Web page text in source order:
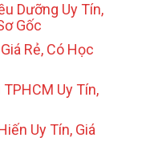
Dưỡng Uy Tín,
Gốc
Rẻ, Có Học
Uy Tín,
Uy Tín, Giá